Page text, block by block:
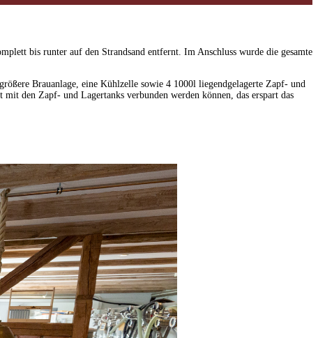
bis runter auf den Strandsand entfernt. Im Anschluss wurde die gesamte
Brauanlage, eine Kühlzelle sowie 4 1000l liegendgelagerte Zapf- und
den Zapf- und Lagertanks verbunden werden können, das erspart das